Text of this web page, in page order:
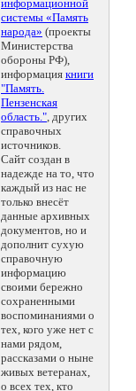
информационной
системы «Память
народа» (проекты
Министерства
обороны РФ),
информация книги
"Память.
Пензенская
область.", других
справочных
источников.
Сайт создан в
надежде на то, что
каждый из нас не
только внесёт
данные архивных
документов, но и
дополнит сухую
справочную
информацию
своими бережно
сохраненными
воспоминаниями о
тех, кого уже нет с
нами рядом,
рассказами о ныне
живых ветеранах,
о всех тех, кто